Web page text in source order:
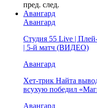
пред. след.
Авангард
Авангард
Студия 55 Live |
| 5-й матч (ВИДЕО)
Авангард
Хет-трик Найта
всухую победил
Авангард